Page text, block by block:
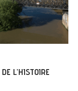
L’HISTOIRE